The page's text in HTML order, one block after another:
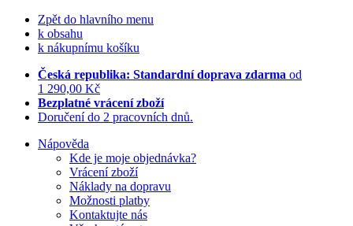
Zpět do hlavního menu
k obsahu
k nákupnímu košíku
Česká republika: Standardní doprava zdarma od
1 290,00 Kč
Bezplatné vrácení zboží
Doručení do 2 pracovních dnů.
Nápověda
Kde je moje objednávka?
Vrácení zboží
Náklady na dopravu
Možnosti platby
Kontaktujte nás